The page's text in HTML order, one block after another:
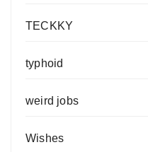
TECKKY
typhoid
weird jobs
Wishes